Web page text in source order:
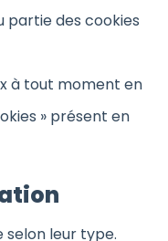
partie des cookies
à tout moment en
» présent en
selon leur type.